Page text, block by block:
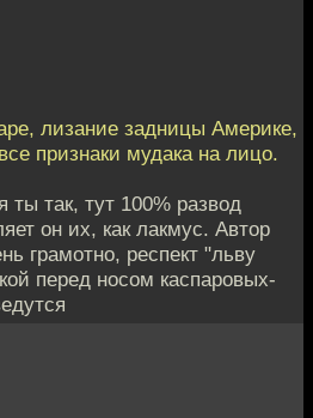
лизание задницы Америке,
признаки мудака на лицо.
ты так, тут 100% развод
он их, как лакмус. Автор
грамотно, респект "льву
перед носом каспаровых-